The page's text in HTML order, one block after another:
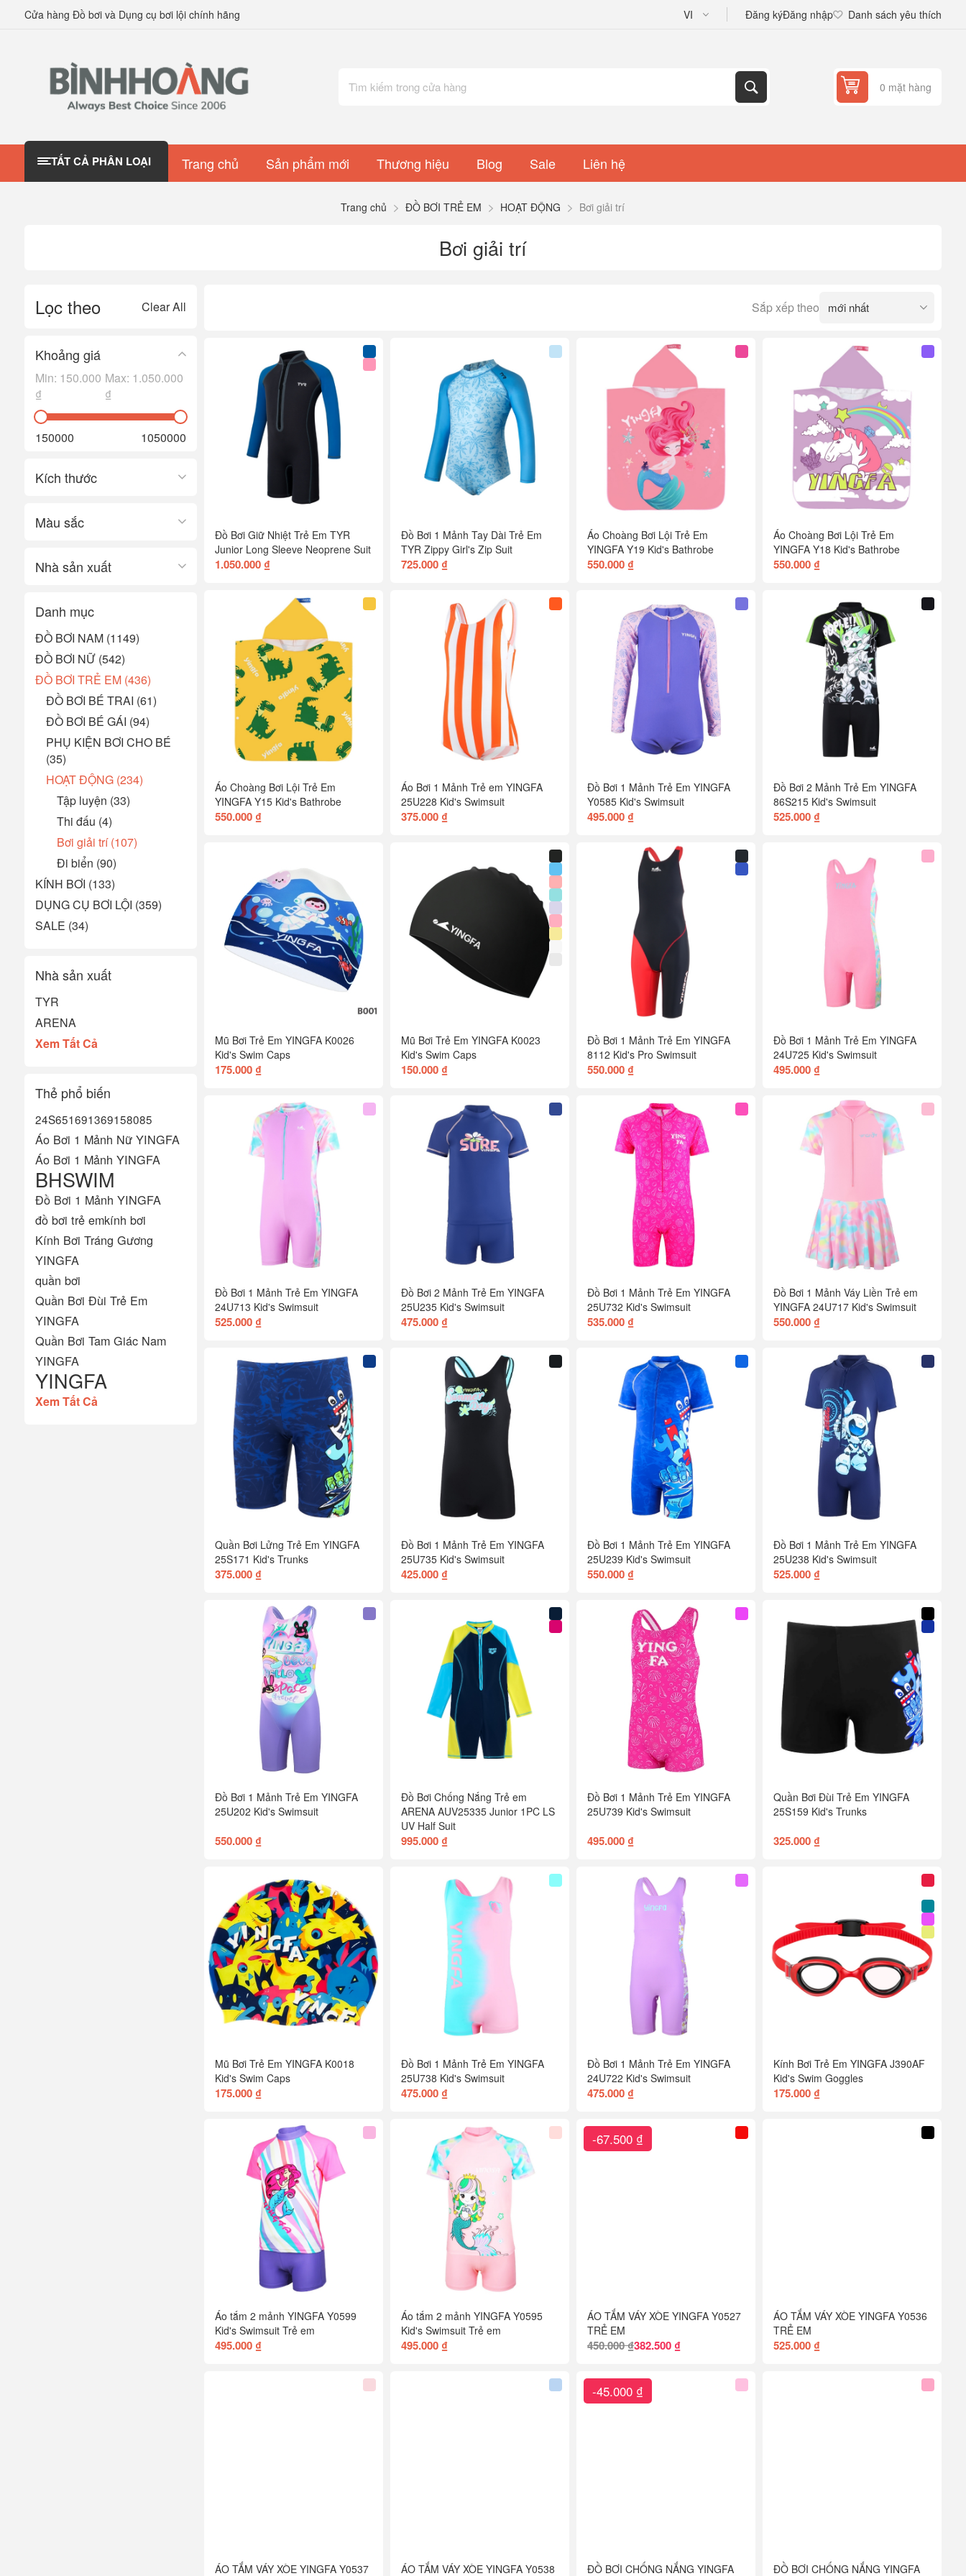
Cửa hàng Đồ bơi và Dụng cụ bơi lội chính hãng Đăng kýĐăng nhập Danh sách yêu thích
0 mặt hàng
TẤT CẢ PHÂN LOẠI Trang chủ Sản phẩm mới Thương hiệu Blog Sale Liên hệ
Trang chủ ĐỒ BƠI TRẺ EM HOẠT ĐỘNG Bơi giải trí
Lọc theo Clear All
Khoảng giá
Min: 150.000
₫
Max: 1.050.000
₫
150000 1050000
Kích thước
Màu sắc
Nhà sản xuất
Danh mục
ĐỒ BƠI NAM (1149)
ĐỒ BƠI NỮ (542)
ĐỒ BƠI TRẺ EM (436)
ĐỒ BƠI BÉ TRAI (61)
ĐỒ BƠI BÉ GÁI (94)
PHỤ KIỆN BƠI CHO BÉ
(35)
HOẠT ĐỘNG (234)
Tập luyện (33)
Thi đấu (4)
Bơi giải trí (107)
Đi biển (90)
KÍNH BƠI (133)
DỤNG CỤ BƠI LỘI (359)
SALE (34)
Nhà sản xuất
TYR
ARENA
Xem Tất Cả
Thẻ phổ biến
24S651691369158085
Áo Bơi 1 Mảnh Nữ YINGFA
Áo Bơi 1 Mảnh YINGFA
BHSWIM
Đồ Bơi 1 Mảnh YINGFA
đồ bơi trẻ emkính bơi
Kính Bơi Tráng Gương
YINGFA
quần bơi
Quần Bơi Đùi Trẻ Em
YINGFA
Quần Bơi Tam Giác Nam
YINGFA
YINGFA
Xem Tất Cả
Bơi giải trí
Sắp xếp theo
Đồ Bơi Giữ Nhiệt Trẻ Em TYR
Junior Long Sleeve Neoprene Suit
1.050.000 ₫
Đồ Bơi 1 Mảnh Tay Dài Trẻ Em
TYR Zippy Girl's Zip Suit
725.000 ₫
Áo Choàng Bơi Lội Trẻ Em
YINGFA Y19 Kid's Bathrobe
550.000 ₫
Áo Choàng Bơi Lội Trẻ Em
YINGFA Y18 Kid's Bathrobe
550.000 ₫
Áo Choàng Bơi Lội Trẻ Em
YINGFA Y15 Kid's Bathrobe
550.000 ₫
Áo Bơi 1 Mảnh Trẻ em YINGFA
25U228 Kid's Swimsuit
375.000 ₫
Đồ Bơi 1 Mảnh Trẻ Em YINGFA
Y0585 Kid's Swimsuit
495.000 ₫
Đồ Bơi 2 Mảnh Trẻ Em YINGFA
86S215 Kid's Swimsuit
525.000 ₫
Mũ Bơi Trẻ Em YINGFA K0026
Kid's Swim Caps
175.000 ₫
Mũ Bơi Trẻ Em YINGFA K0023
Kid's Swim Caps
150.000 ₫
Đồ Bơi 1 Mảnh Trẻ Em YINGFA
8112 Kid's Pro Swimsuit
550.000 ₫
Đồ Bơi 1 Mảnh Trẻ Em YINGFA
24U725 Kid's Swimsuit
495.000 ₫
Đồ Bơi 1 Mảnh Trẻ Em YINGFA
24U713 Kid's Swimsuit
525.000 ₫
Đồ Bơi 2 Mảnh Trẻ Em YINGFA
25U235 Kid's Swimsuit
475.000 ₫
Đồ Bơi 1 Mảnh Trẻ Em YINGFA
25U732 Kid's Swimsuit
535.000 ₫
Đồ Bơi 1 Mảnh Váy Liền Trẻ em
YINGFA 24U717 Kid's Swimsuit
550.000 ₫
Quần Bơi Lửng Trẻ Em YINGFA
25S171 Kid's Trunks
375.000 ₫
Đồ Bơi 1 Mảnh Trẻ Em YINGFA
25U735 Kid's Swimsuit
425.000 ₫
Đồ Bơi 1 Mảnh Trẻ Em YINGFA
25U239 Kid's Swimsuit
550.000 ₫
Đồ Bơi 1 Mảnh Trẻ Em YINGFA
25U238 Kid's Swimsuit
525.000 ₫
Đồ Bơi 1 Mảnh Trẻ Em YINGFA
25U202 Kid's Swimsuit
550.000 ₫
Đồ Bơi Chống Nắng Trẻ em
ARENA AUV25335 Junior 1PC LS
UV Half Suit
995.000 ₫
Đồ Bơi 1 Mảnh Trẻ Em YINGFA
25U739 Kid's Swimsuit
495.000 ₫
Quần Bơi Đùi Trẻ Em YINGFA
25S159 Kid's Trunks
325.000 ₫
Mũ Bơi Trẻ Em YINGFA K0018
Kid's Swim Caps
175.000 ₫
Đồ Bơi 1 Mảnh Trẻ Em YINGFA
25U738 Kid's Swimsuit
475.000 ₫
Đồ Bơi 1 Mảnh Trẻ Em YINGFA
24U722 Kid's Swimsuit
475.000 ₫
Kính Bơi Trẻ Em YINGFA J390AF
Kid's Swim Goggles
175.000 ₫
Áo tắm 2 mảnh YINGFA Y0599
Kid's Swimsuit Trẻ em
495.000 ₫
Áo tắm 2 mảnh YINGFA Y0595
Kid's Swimsuit Trẻ em
495.000 ₫
-67.500 ₫
ÁO TẮM VÁY XÒE YINGFA Y0527
TRẺ EM
450.000 ₫382.500 ₫
ÁO TẮM VÁY XÒE YINGFA Y0536
TRẺ EM
525.000 ₫
ÁO TẮM VÁY XÒE YINGFA Y0537
ÁO TẮM VÁY XÒE YINGFA Y0538
-45.000 ₫
ĐỒ BƠI CHỐNG NẮNG YINGFA
ĐỒ BƠI CHỐNG NẮNG YINGFA